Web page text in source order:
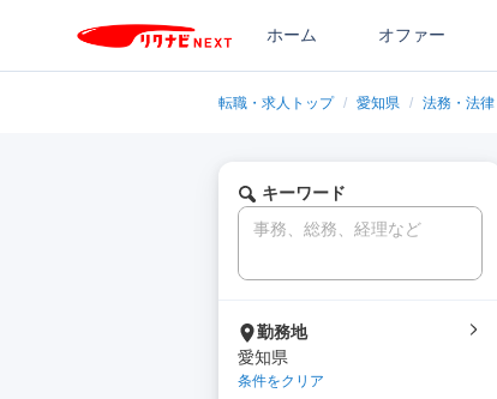
ホーム オファー
転職・求人トップ / 愛知県 / 法務・法律
キーワード
勤務地
愛知県
条件をクリア